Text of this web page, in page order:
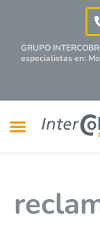
GRUPO
especialistasen: